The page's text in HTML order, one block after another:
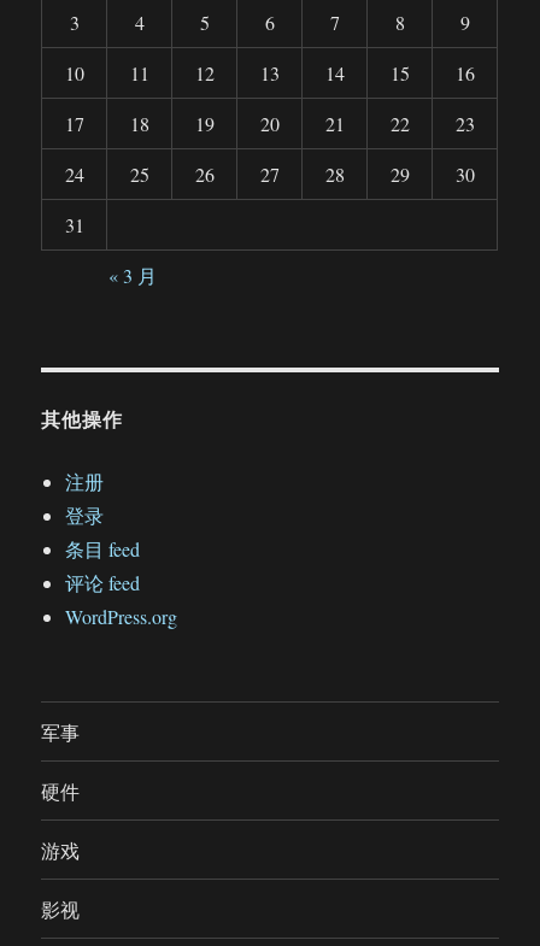
3
4 5 6 7 8
9
10
11 12 13 14 15
16
17
18 19 20 21 22
23
24
25 26 27 28 29
30
31
« 3 月
其他操作
注册
登录
条目 feed
评论 feed
WordPress.org
军事
硬件
游戏
影视